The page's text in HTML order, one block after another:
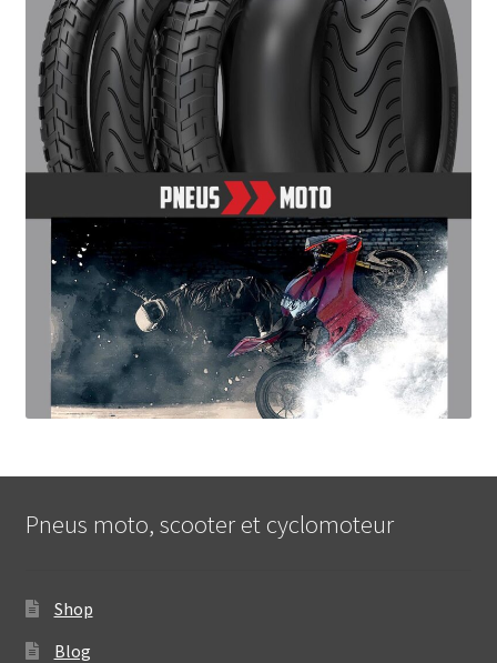
Pneus moto, scooter et cyclomoteur
Shop
Blog